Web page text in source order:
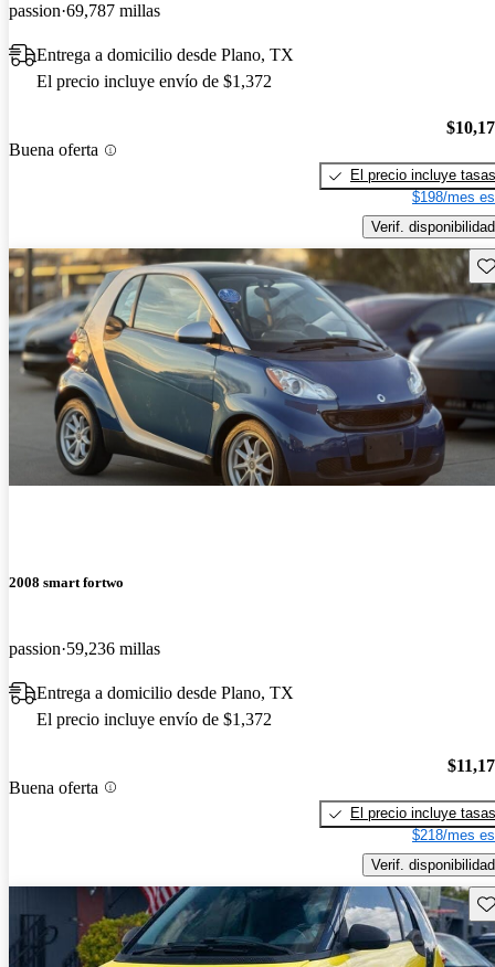
passion 69,787 millas
Entrega a domicilio desde Plano, TX
El precio incluye envío de $1,372
Buena oferta
El precio incluye tasas
$198/mes
Verif. disponibilidad
2008 smart fortwo
passion 59,236 millas
Entrega a domicilio desde Plano, TX
El precio incluye envío de $1,372
Buena oferta
El precio incluye tasas
$218/mes
Verif. disponibilidad